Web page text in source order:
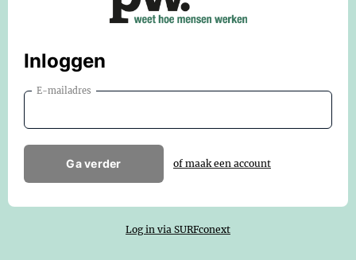
Inloggen
E-mailadres
Ga verder of maak een account
Log in via SURFconext